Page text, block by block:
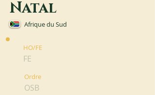
Natal
Afrique du Sud
HO/FE
FE
Ordre
OSB